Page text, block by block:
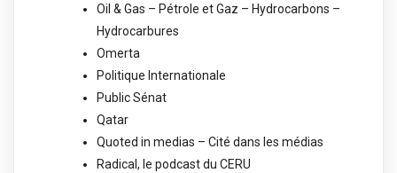
Oil & Gas – Pétrole et Gaz – Hydrocarbons –
Hydrocarbures
Omerta
Politique Internationale
Public Sénat
Qatar
Quoted in medias – Cité dans les médias
Radical, le podcast du CERU